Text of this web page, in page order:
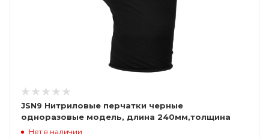
JSN9 Нитриловые перчатки черные
одноразовые модель, длина 240мм,толщина
0,15мм, (уп. 100шт) Jeta Saf
Нет в наличии